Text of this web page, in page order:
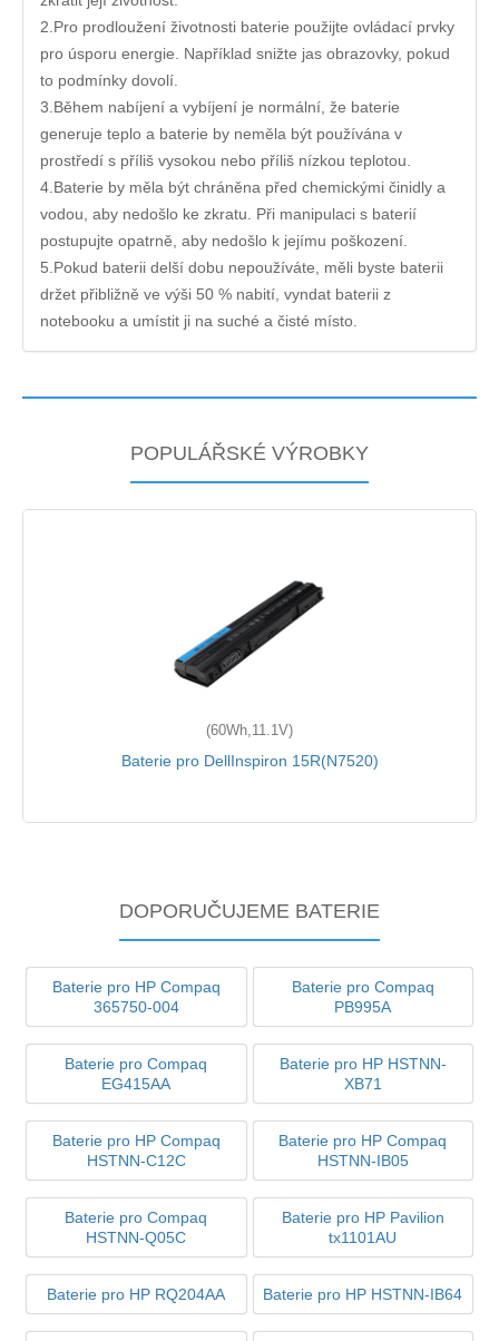
2.Pro prodloužení životnosti baterie použijte ovládací prvky
pro úsporu energie. Například snižte jas obrazovky, pokud
to podmínky dovolí.
3.Během nabíjení a vybíjení je normální, že baterie
generuje teplo a baterie by neměla být používána v
prostředí s příliš vysokou nebo příliš nízkou teplotou.
4.Baterie by měla být chráněna před chemickými činidly a
vodou, aby nedošlo ke zkratu. Při manipulaci s baterií
postupujte opatrně, aby nedošlo k jejímu poškození.
5.Pokud baterii delší dobu nepoužíváte, měli byste baterii
držet přibližně ve výši 50 % nabití, vyndat baterii z
notebooku a umístit ji na suché a čisté místo.
POPULÁŘSKÉ VÝROBKY
(60Wh,11.1V)
Baterie pro DellInspiron 15R(N7520)
DOPORUČUJEME BATERIE
Baterie pro HP Compaq
365750-004
Baterie pro Compaq
PB995A
Baterie pro Compaq
EG415AA
Baterie pro HP HSTNN-
XB71
Baterie pro HP Compaq
HSTNN-C12C
Baterie pro HP Compaq
HSTNN-IB05
Baterie pro Compaq
HSTNN-Q05C
Baterie pro HP Pavilion
tx1101AU
Baterie pro HP RQ204AA Baterie pro HP HSTNN-IB64